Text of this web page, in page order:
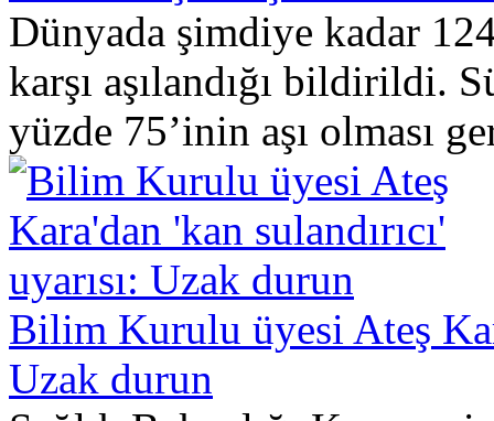
Dünyada şimdiye kadar
karşı aşılandığı bildirildi.
yüzde 75’inin aşı olması
Bilim Kurulu üyesi Ateş
Uzak durun